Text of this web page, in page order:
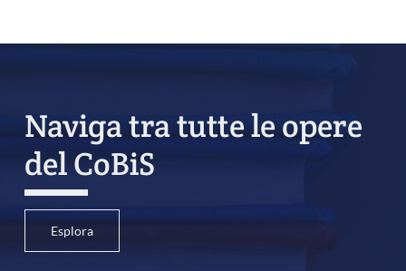
Naviga tra tutte le opere
del CoBiS
Esplora